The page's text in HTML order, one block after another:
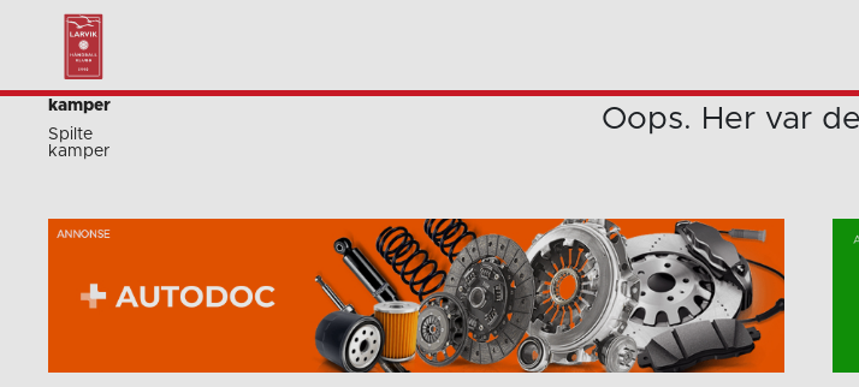
Oops. Her var det ingen ting å finne.
Kommende
kamper
Spilte
kamper
Oops. Her var